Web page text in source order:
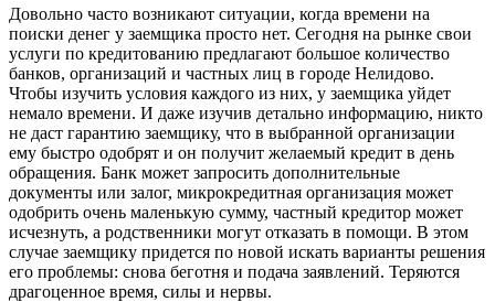
Довольно часто возникают ситуации, когда времени на
поиски денег у заемщика просто нет. Сегодня на рынке свои
услуги по кредитованию предлагают большое количество
банков, организаций и частных лиц в городе Нелидово.
Чтобы изучить условия каждого из них, у заемщика уйдет
немало времени. И даже изучив детально информацию, никто
не даст гарантию заемщику, что в выбранной организации
ему быстро одобрят и он получит желаемый кредит в день
обращения. Банк может запросить дополнительные
документы или залог, микрокредитная организация может
одобрить очень маленькую сумму, частный кредитор может
исчезнуть, а родственники могут отказать в помощи. В этом
случае заемщику придется по новой искать варианты решения
его проблемы: снова беготня и подача заявлений. Теряются
драгоценное время, силы и нервы.